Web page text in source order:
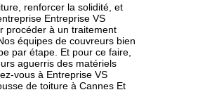
renforcer la solidité, et
Entreprise VS
procéder à un traitement
équipes de couvreurs bien
par étape. Et pour ce faire,
aguerris des matériels
vous à Entreprise VS
de toiture à Cannes Et